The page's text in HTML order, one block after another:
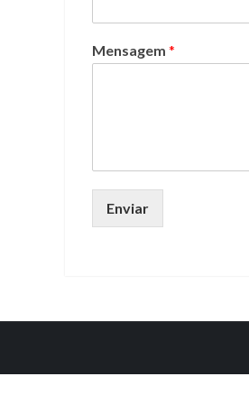
Mensagem *
Enviar